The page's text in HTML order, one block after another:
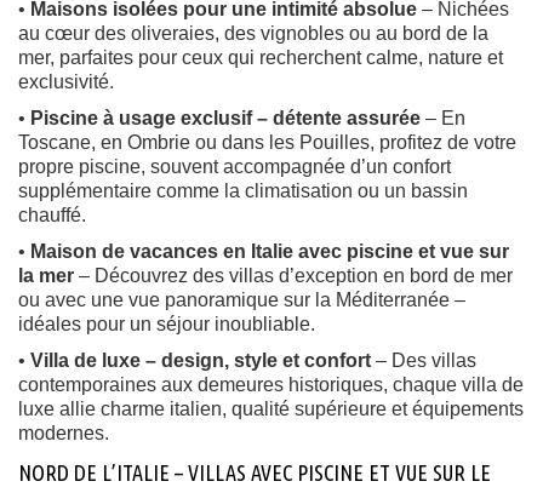
• Maisons isolées pour une intimité absolue – Nichées
au cœur des oliveraies, des vignobles ou au bord de la
mer, parfaites pour ceux qui recherchent calme, nature et
exclusivité.
• Piscine à usage exclusif – détente assurée – En
Toscane, en Ombrie ou dans les Pouilles, profitez de votre
propre piscine, souvent accompagnée d’un confort
supplémentaire comme la climatisation ou un bassin
chauffé.
• Maison de vacances en Italie avec piscine et vue sur
la mer – Découvrez des villas d’exception en bord de mer
ou avec une vue panoramique sur la Méditerranée –
idéales pour un séjour inoubliable.
• Villa de luxe – design, style et confort – Des villas
contemporaines aux demeures historiques, chaque villa de
luxe allie charme italien, qualité supérieure et équipements
modernes.
NORD DE L’ITALIE – VILLAS AVEC PISCINE ET VUE SUR LE